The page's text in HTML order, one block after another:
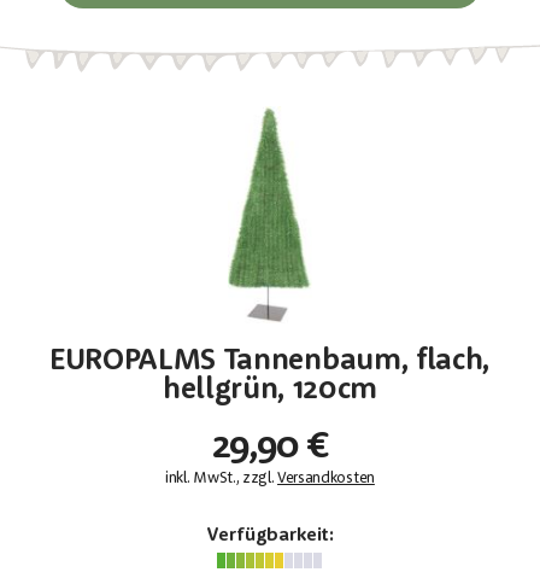
EUROPALMS Tannenbaum, flach,
hellgrün, 120cm
29,90 €
inkl. MwSt., zzgl.Versandkosten
Verfügbarkeit: